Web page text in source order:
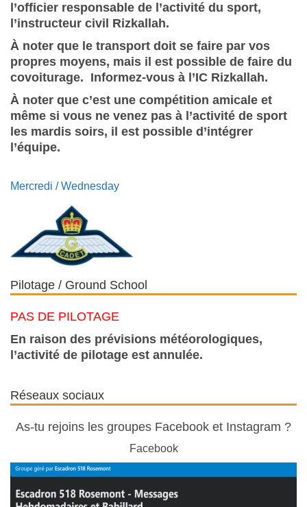
l’officier responsable de l’activité du sport,
l’instructeur civil Rizkallah.
À noter que le transport doit se faire par vos
propres moyens, mais il est possible de faire du
covoiturage. Informez-vous à l’IC Rizkallah.
À noter que c’est une compétition amicale et
même si vous ne venez pas à l’activité de sport
les mardis soirs, il est possible d’intégrer
l’équipe.
Mercredi / Wednesday
Pilotage / Ground School
PAS DE PILOTAGE
En raison des prévisions météorologiques,
l’activité de pilotage est annulée.
Réseaux sociaux
As-tu rejoins les groupes Facebook et Instagram ?
Facebook